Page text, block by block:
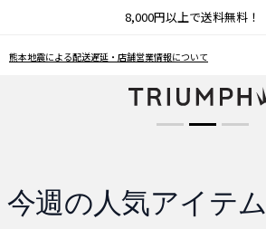
8,000円以上で送料無料！
お気に入り機能をご利用のお客様へ
ブラCOOL
今週の人気アイテム